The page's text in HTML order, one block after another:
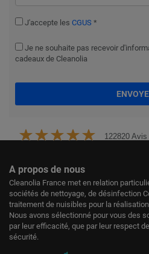
J'accepte les CGUS *
Je ne souhaite pas recevoir
cadeaux de Cleanolia
122820 Avis
A propos de nous
Cleanolia France met en relation
sociétés de nettoyage, de désinfection
traitement de nuisibles pour la
Nous avons sélectionné pour vous des
par leur efficacité, que par leur respect
sécurité.